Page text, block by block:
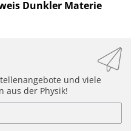
Dunkler Materie
und viele
aus der Physik!